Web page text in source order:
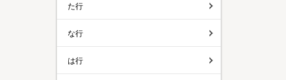
た行
な行
は行